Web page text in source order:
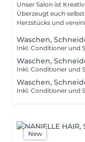
Unser Salon ist
Überzeugt euch
Herzstücks und
Waschen,
Inkl. Conditioner und
Waschen,
Inkl. Conditioner und
Waschen,
Inkl. Conditioner und
New